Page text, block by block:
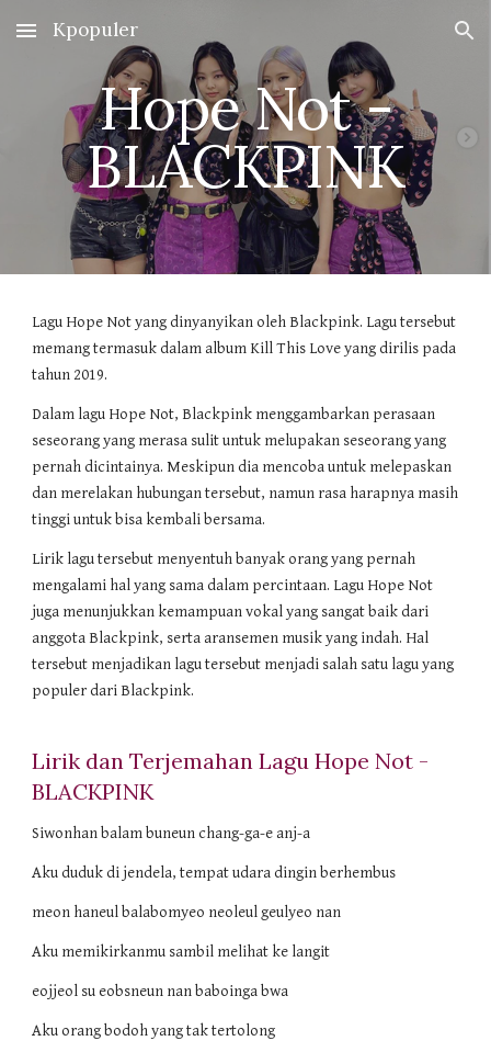
Skip to main content Skip to navigation
Kpopuler
Hope Not -
BLACKPINK
Lagu Hope Not yang dinyanyikan oleh Blackpink. Lagu tersebut
memang termasuk dalam album Kill This Love yang dirilis pada
tahun 2019.
Dalam lagu Hope Not, Blackpink menggambarkan perasaan
seseorang yang merasa sulit untuk melupakan seseorang yang
pernah dicintainya. Meskipun dia mencoba untuk melepaskan
dan merelakan hubungan tersebut, namun rasa harapnya masih
tinggi untuk bisa kembali bersama.
Lirik lagu tersebut menyentuh banyak orang yang pernah
mengalami hal yang sama dalam percintaan. Lagu Hope Not
juga menunjukkan kemampuan vokal yang sangat baik dari
anggota Blackpink, serta aransemen musik yang indah. Hal
tersebut menjadikan lagu tersebut menjadi salah satu lagu yang
populer dari Blackpink.
Lirik dan Terjemahan Lagu Hope Not -
BLACKPINK
Siwonhan balam buneun chang-ga-e anj-a
Aku duduk di jendela, tempat udara dingin berhembus
meon haneul balabomyeo neoleul geulyeo nan
Aku memikirkanmu sambil melihat ke langit
eojjeol su eobsneun nan baboinga bwa
Aku orang bodoh yang tak tertolong